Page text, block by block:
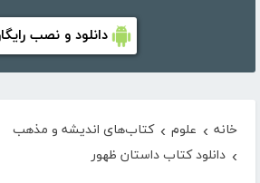
دانلود و نصب
خانه › علوم › کتاب‌های اندیشه و مذهب
› دانلود کتاب داستان ظهور